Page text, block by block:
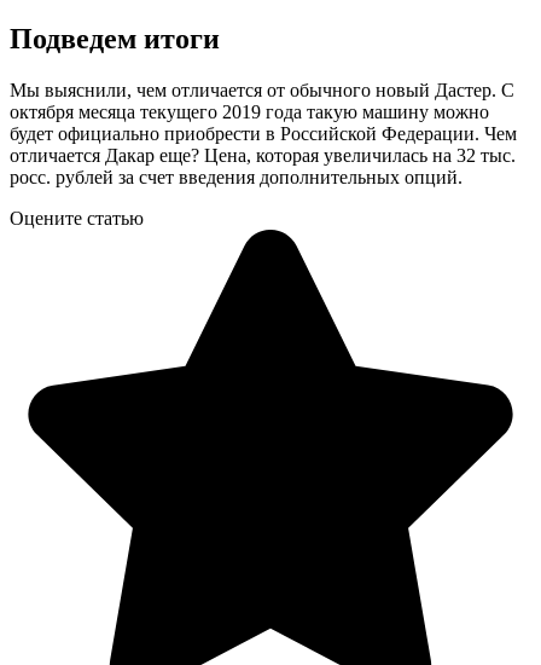
Подведем итоги
Мы выяснили, чем отличается от обычного новый Дастер. С
октября месяца текущего 2019 года такую машину можно
будет официально приобрести в Российской Федерации. Чем
отличается Дакар еще? Цена, которая увеличилась на 32 тыс.
росс. рублей за счет введения дополнительных опций.
Оцените статью